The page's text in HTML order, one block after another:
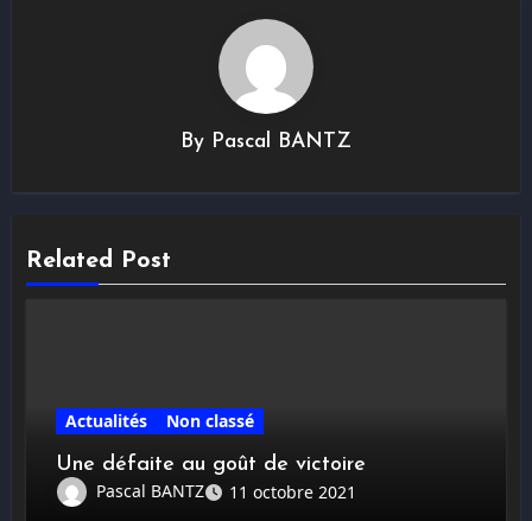
By Pascal BANTZ
Related Post
Actualités
Non classé
Une défaite au goût de victoire
Pascal BANTZ
11 octobre 2021